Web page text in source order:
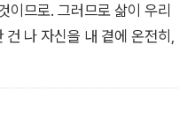
이므로. 그러므로 삶이 우리
나 자신을 내 곁에 온전히,